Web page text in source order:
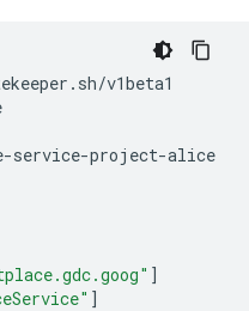
v1beta1
service-project-alice
]
]